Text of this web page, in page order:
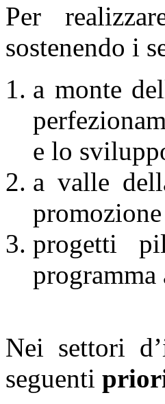
Per
sostenendo i
a monte
e lo
a valle
progetti
Nei settori
seguenti